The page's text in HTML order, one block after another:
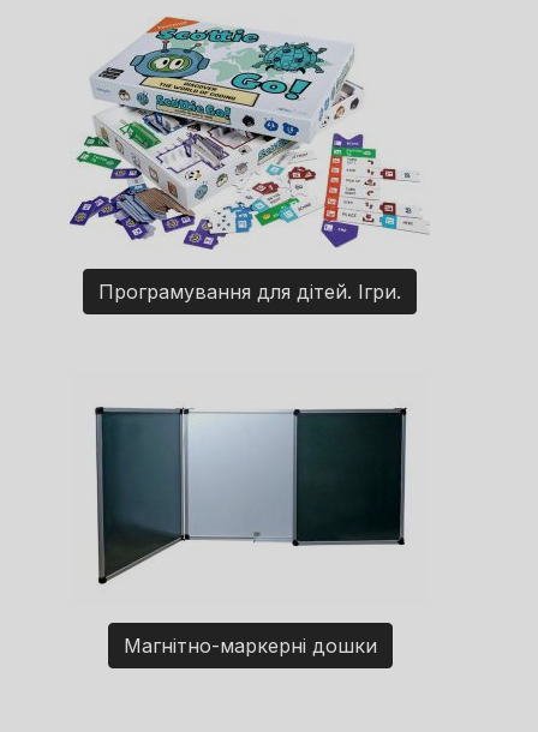
Програмування для дітей. Ігри.
Магнітно-маркерні дошки